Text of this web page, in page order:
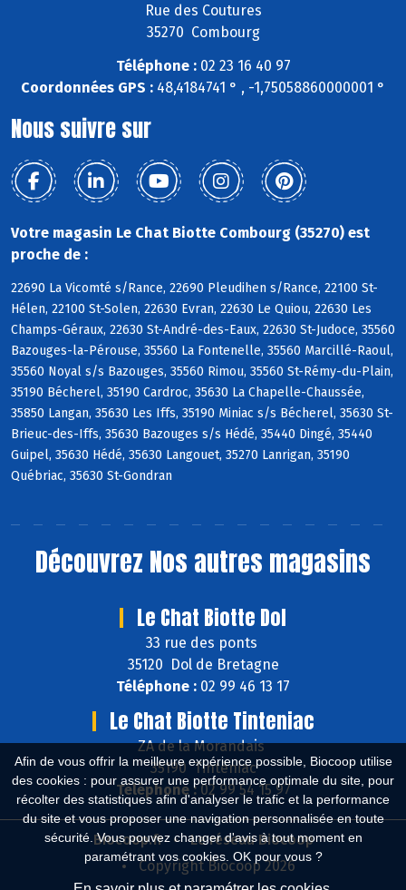
Afin de vous offrir la meilleure expérience possible, Biocoop utilise
des cookies : pour assurer une performance optimale du site, pour
récolter des statistiques afin d'analyser le trafic et la performance
du site et vous proposer une navigation personnalisée en toute
sécurité. Vous pouvez changer d'avis à tout moment en
paramétrant vos cookies. OK pour vous ?
Rue des Coutures
35270 Combourg
Téléphone :02 23 16 40 97
Coordonnées GPS : 48,4184741 ° , -1,75058860000001 °
Nous suivre sur
Votre magasin Le Chat Biotte Combourg (35270) est
proche de :
22690 La Vicomté s/Rance, 22690 Pleudihen s/Rance, 22100 St-
Hélen, 22100 St-Solen, 22630 Evran, 22630 Le Quiou, 22630 Les
Champs-Géraux, 22630 St-André-des-Eaux, 22630 St-Judoce, 35560
Bazouges-la-Pérouse, 35560 La Fontenelle, 35560 Marcillé-Raoul,
35560 Noyal s/s Bazouges, 35560 Rimou, 35560 St-Rémy-du-Plain,
35190 Bécherel, 35190 Cardroc, 35630 La Chapelle-Chaussée,
35850 Langan, 35630 Les Iffs, 35190 Miniac s/s Bécherel, 35630 St-
Brieuc-des-Iffs, 35630 Bazouges s/s Hédé, 35440 Dingé, 35440
Guipel, 35630 Hédé, 35630 Langouet, 35270 Lanrigan, 35190
Québriac, 35630 St-Gondran
Découvrez Nos autres magasins
Le Chat Biotte Dol
33 rue des ponts
35120 Dol de Bretagne
Téléphone : 02 99 46 13 17
Le Chat Biotte Tinteniac
ZA de la Morandais
35190 Tinténiac
Téléphone :02 99 54 15 97
Biocoop.fr
Le réseau Biocoop
Copyright Biocoop 2026